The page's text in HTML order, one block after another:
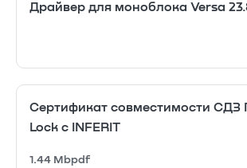
Драйвер для моноблока Versa
Сертификат совместимости СДЗ
Lock с INFERIT
1.44 Mbpdf